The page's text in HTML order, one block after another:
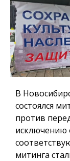
В
состоялся
против
исключению
митинга